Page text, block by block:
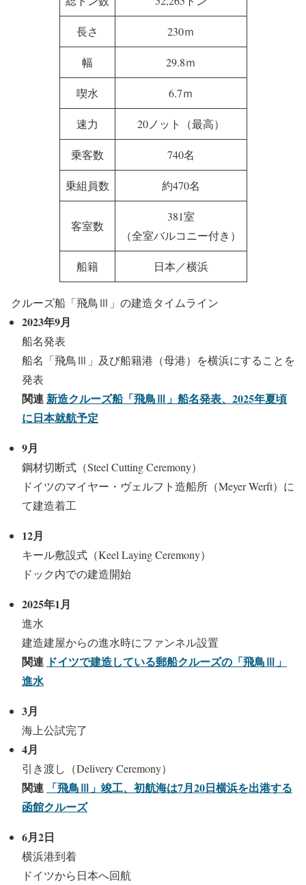
長さ 230ｍ
幅 29.8ｍ
喫水 6.7ｍ
速力 20ノット（最高）
乗客数 740名
乗組員数 約470名
客室数
381室
（全室バルコニー付き）
船籍 日本／横浜
クルーズ船「飛鳥Ⅲ」の建造タイムライン
2023年9月
船名発表
船名「飛鳥Ⅲ」及び船籍港（母港）を横浜にすることを
発表
関連新造クルーズ船「飛鳥Ⅲ」船名発表、2025年夏頃
に日本就航予定
9月
鋼材切断式（Steel Cutting Ceremony）
ドイツのマイヤー・ヴェルフト造船所（Meyer Werft）に
て建造着工
12月
キール敷設式（Keel Laying Ceremony）
ドック内での建造開始
2025年1月
進水
建造建屋からの進水時にファンネル設置
関連 ドイツで建造している郵船クルーズの「飛鳥Ⅲ」
進水
3月
海上公試完了
4月
引き渡し（Delivery Ceremony）
関連 「飛鳥Ⅲ」竣工、初航海は7月20日横浜を出港する
函館クルーズ
6月2日
横浜港到着
ドイツから日本へ回航